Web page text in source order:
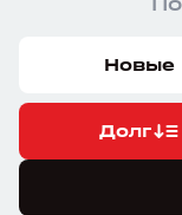
Новые
Долг